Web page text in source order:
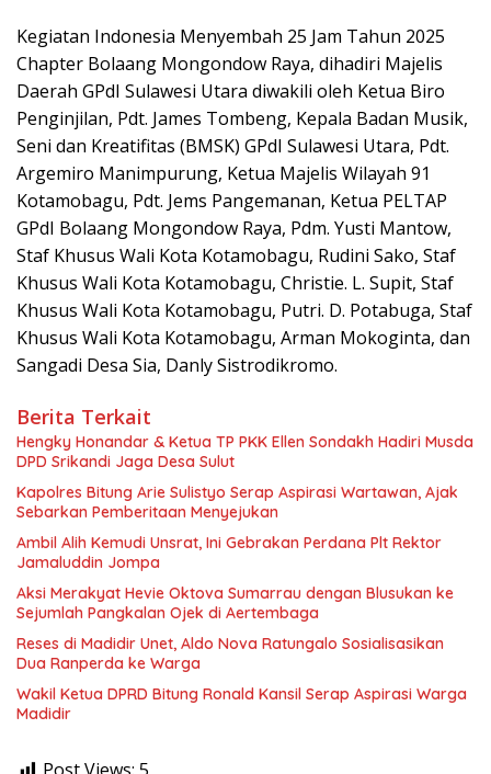
Kegiatan Indonesia Menyembah 25 Jam Tahun 2025
Chapter Bolaang Mongondow Raya, dihadiri Majelis
Daerah GPdI Sulawesi Utara diwakili oleh Ketua Biro
Penginjilan, Pdt. James Tombeng, Kepala Badan Musik,
Seni dan Kreatifitas (BMSK) GPdI Sulawesi Utara, Pdt.
Argemiro Manimpurung, Ketua Majelis Wilayah 91
Kotamobagu, Pdt. Jems Pangemanan, Ketua PELTAP
GPdI Bolaang Mongondow Raya, Pdm. Yusti Mantow,
Staf Khusus Wali Kota Kotamobagu, Rudini Sako, Staf
Khusus Wali Kota Kotamobagu, Christie. L. Supit, Staf
Khusus Wali Kota Kotamobagu, Putri. D. Potabuga, Staf
Khusus Wali Kota Kotamobagu, Arman Mokoginta, dan
Sangadi Desa Sia, Danly Sistrodikromo.
Berita Terkait
Hengky Honandar & Ketua TP PKK Ellen Sondakh Hadiri Musda
DPD Srikandi Jaga Desa Sulut
Kapolres Bitung Arie Sulistyo Serap Aspirasi Wartawan, Ajak
Sebarkan Pemberitaan Menyejukan
Ambil Alih Kemudi Unsrat, Ini Gebrakan Perdana Plt Rektor
Jamaluddin Jompa
Aksi Merakyat Hevie Oktova Sumarrau dengan Blusukan ke
Sejumlah Pangkalan Ojek di Aertembaga
Reses di Madidir Unet, Aldo Nova Ratungalo Sosialisasikan
Dua Ranperda ke Warga
Wakil Ketua DPRD Bitung Ronald Kansil Serap Aspirasi Warga
Madidir